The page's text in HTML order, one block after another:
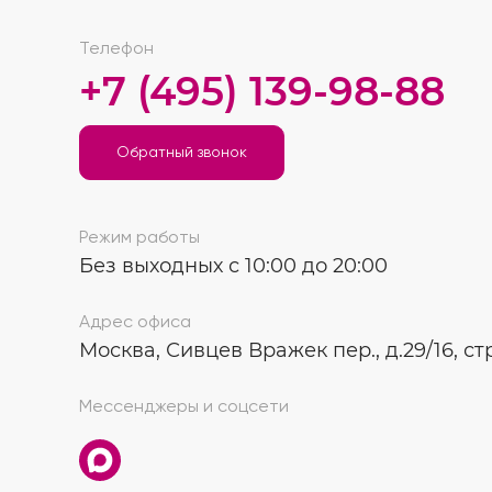
Телефон
+7 (495) 139-98-88
Обратный звонок
Режим работы
Без выходных с 10:00 до 20:00
Адрес офиса
Москва, Сивцев Вражек пер., д.29/16,
Мессенджеры и соцсети